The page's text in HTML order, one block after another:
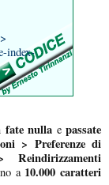
fate nulla epassate
> Preferenze di
a 10.000 caratteri